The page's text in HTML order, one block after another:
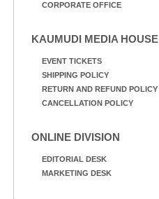
CORPORATE OFFICE
KAUMUDI MEDIA HOUSE
EVENT TICKETS
SHIPPING POLICY
RETURN AND REFUND POLICY
CANCELLATION POLICY
ONLINE DIVISION
EDITORIAL DESK
MARKETING DESK